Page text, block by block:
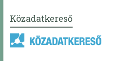
Közadatkereső